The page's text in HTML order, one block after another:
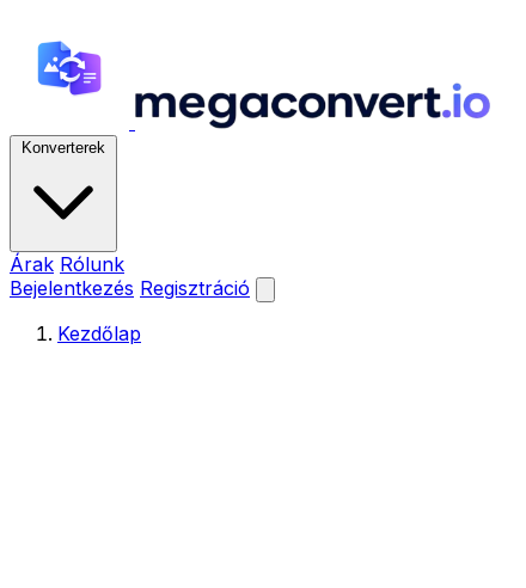
Konverterek
Árak Rólunk
Bejelentkezés Regisztráció
Kezdőlap